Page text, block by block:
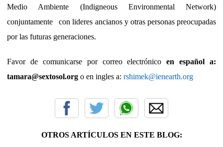
Medio Ambiente (Indigneous Environmental Network)
conjuntamente con lideres ancianos y otras personas preocupadas
por las futuras generaciones.
Favor de comunicarse por correo electrónicoen español a:
tamara@sextosol.org o en ingles a: rshimek@ienearth.org
OTROS ARTÍCULOS EN ESTE BLOG: